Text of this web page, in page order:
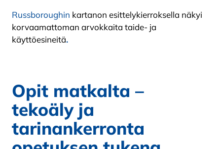
Russboroughin kartanon esittelykierroksella näkyi
korvaamattoman arvokkaita taide- ja
käyttöesineitä.
Opit matkalta –
tekoäly ja
tarinankerronta